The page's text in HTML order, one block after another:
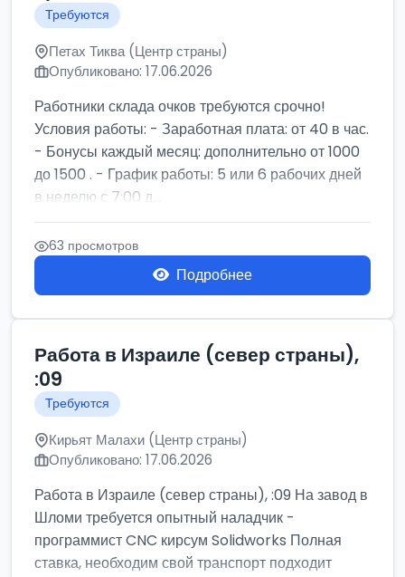
Требуются
Петах Тиква (Центр страны)
Опубликовано: 17.06.2026
Работники склада очков требуются срочно!
Условия работы: - Заработная плата: от 40 в час.
- Бонусы каждый месяц: дополнительно от 1000
до 1500 . - График работы: 5 или 6 рабочих дней
в неделю с 7:00 д...
63 просмотров
Подробнее
Работа в Израиле (север страны),
:09
Требуются
Кирьят Малахи (Центр страны)
Опубликовано: 17.06.2026
Работа в Израиле (север страны), :09 На завод в
Шломи требуется опытный наладчик -
программист CNC кирсум Solidworks Полная
ставка, необходим свой транспорт подходит